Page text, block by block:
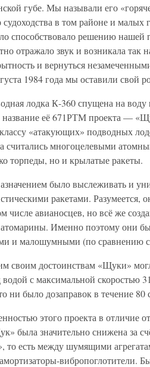
губе. Мы называли его
в том районе и
способствовало решению
отражало звук и возникала так
и вернуться
1984 года мы оставили свой
лодка К-360 спущена на
название её 671РТМ проекта —
«атакующих» подводных
считались многоцелевыми
торпеды, но и крылатые ракеты.
было выслеживать и
ракетами. Разумеется,
числе авианосцев, но всё же
Именно поэтому они
и малошумными (по сравнению
своим достоинствам «Щуки»
водой с максимальной скоростью
ни было дозаправок в течение 80
этого проекта в отличие
была значительно снижена за
то есть между шумящими
вибропоглотители.